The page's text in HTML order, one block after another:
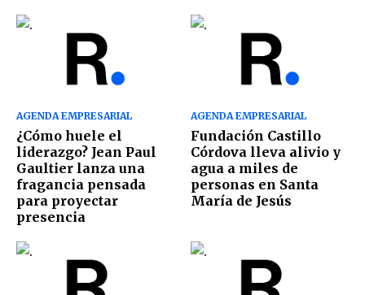
AGENDA EMPRESARIAL
¿Cómo huele el
liderazgo? Jean Paul
Gaultier lanza una
fragancia pensada
para proyectar
presencia
AGENDA EMPRESARIAL
Fundación Castillo
Córdova lleva alivio y
agua a miles de
personas en Santa
María de Jesús